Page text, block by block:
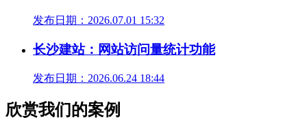
发布日期：2026.07.01 15:32
长沙建站：网站访问量统计功能
发布日期：2026.06.24 18:44
欣赏我们的案例